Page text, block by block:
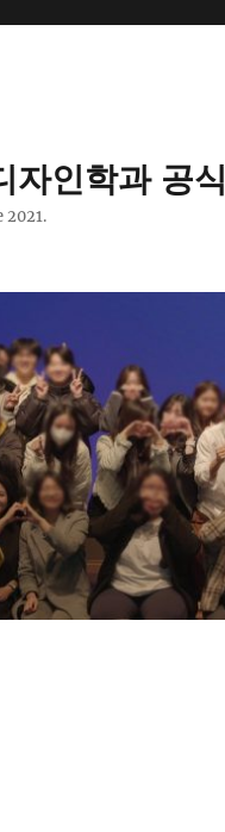
자인학과 공식
2021.